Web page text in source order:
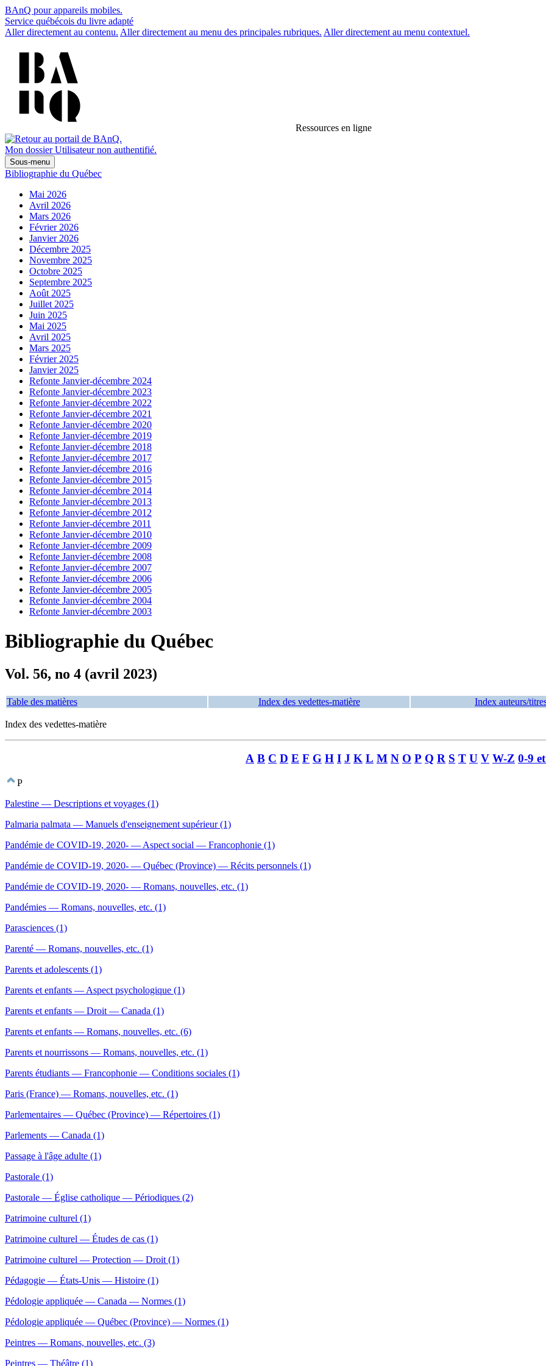
BAnQ pour appareils mobiles.
Service québécois du livre adapté
Aller directement au contenu. Aller directement au menu des principales rubriques. Aller directement au menu contextuel.
Ressources en ligne
Mon dossier Utilisateur non authentifié.
Sous-menu
Bibliographie du Québec
Mai 2026
Avril 2026
Mars 2026
Février 2026
Janvier 2026
Décembre 2025
Novembre 2025
Octobre 2025
Septembre 2025
Août 2025
Juillet 2025
Juin 2025
Mai 2025
Avril 2025
Mars 2025
Février 2025
Janvier 2025
Refonte Janvier-décembre 2024
Refonte Janvier-décembre 2023
Refonte Janvier-décembre 2022
Refonte Janvier-décembre 2021
Refonte Janvier-décembre 2020
Refonte Janvier-décembre 2019
Refonte Janvier-décembre 2018
Refonte Janvier-décembre 2017
Refonte Janvier-décembre 2016
Refonte Janvier-décembre 2015
Refonte Janvier-décembre 2014
Refonte Janvier-décembre 2013
Refonte Janvier-décembre 2012
Refonte Janvier-décembre 2011
Refonte Janvier-décembre 2010
Refonte Janvier-décembre 2009
Refonte Janvier-décembre 2008
Refonte Janvier-décembre 2007
Refonte Janvier-décembre 2006
Refonte Janvier-décembre 2005
Refonte Janvier-décembre 2004
Refonte Janvier-décembre 2003
Bibliographie du Québec
Vol. 56, no 4 (avril 2023)
Table des matières Index des vedettes-matière Index auteurs/
Index des vedettes-matière
A B C D E F G H I J K L M N O P Q R S T U V W-Z 0-9
P
Palestine — Descriptions et voyages (1)
Palmaria palmata — Manuels d'enseignement supérieur (1)
Pandémie de COVID-19, 2020- — Aspect social — Francophonie (1)
Pandémie de COVID-19, 2020- — Québec (Province) — Récits personnels (1)
Pandémie de COVID-19, 2020- — Romans, nouvelles, etc. (1)
Pandémies — Romans, nouvelles, etc. (1)
Parasciences (1)
Parenté — Romans, nouvelles, etc. (1)
Parents et adolescents (1)
Parents et enfants — Aspect psychologique (1)
Parents et enfants — Droit — Canada (1)
Parents et enfants — Romans, nouvelles, etc. (6)
Parents et nourrissons — Romans, nouvelles, etc. (1)
Parents étudiants — Francophonie — Conditions sociales (1)
Paris (France) — Romans, nouvelles, etc. (1)
Parlementaires — Québec (Province) — Répertoires (1)
Parlements — Canada (1)
Passage à l'âge adulte (1)
Pastorale (1)
Pastorale — Église catholique — Périodiques (2)
Patrimoine culturel (1)
Patrimoine culturel — Études de cas (1)
Patrimoine culturel — Protection — Droit (1)
Pédagogie — États-Unis — Histoire (1)
Pédologie appliquée — Canada — Normes (1)
Pédologie appliquée — Québec (Province) — Normes (1)
Peintres — Romans, nouvelles, etc. (3)
Peintres — Théâtre (1)